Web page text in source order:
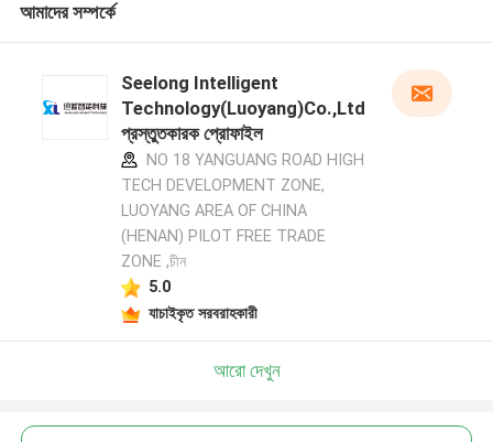
আমাদের সম্পর্কে
Seelong Intelligent
Technology(Luoyang)Co.,Ltd
প্রস্তুতকারক প্রোফাইল
NO 18 YANGUANG ROAD HIGH
TECH DEVELOPMENT ZONE,
LUOYANG AREA OF CHINA
(HENAN) PILOT FREE TRADE
ZONE ,চীন
5.0
যাচাইকৃত সরবরাহকারী
আরো দেখুন